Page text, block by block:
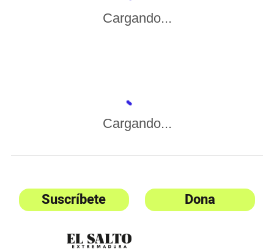
Cargando...
Cargando...
Suscríbete Dona